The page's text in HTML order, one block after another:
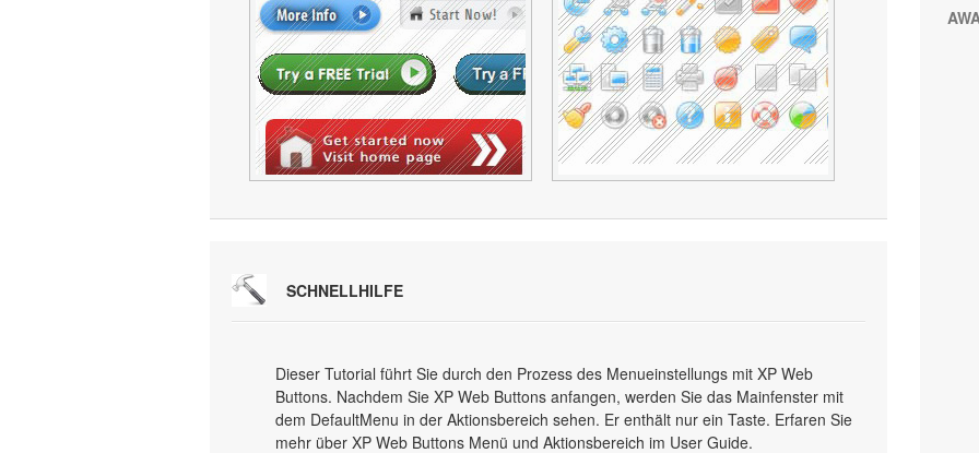
SCHNELLHILFE
Dieser Tutorial führt Sie durch den Prozess des Menueinstellungs mit XP Web
Buttons. Nachdem Sie XP Web Buttons anfangen, werden Sie das Mainfenster mit
dem DefaultMenu in der Aktionsbereich sehen. Er enthält nur ein Taste. Erfaren Sie
mehr über XP Web Buttons Menü und Aktionsbereich im User Guide.